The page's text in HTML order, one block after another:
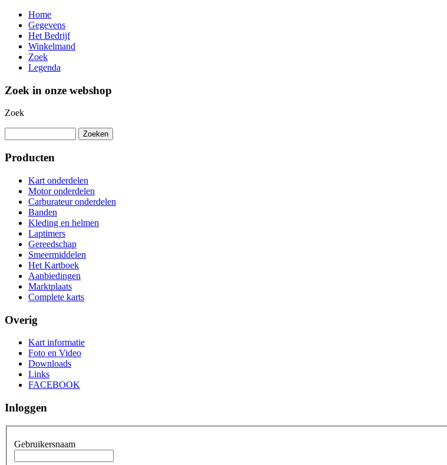
Home
Gegevens
Het Bedrijf
Winkelmand
Zoek
Legenda
Zoek in onze webshop
Zoek
Producten
Kart onderdelen
Motor onderdelen
Carburateur onderdelen
Banden
Kleding en helmen
Laptimers
Gereedschap
Smeermiddelen
Het Kartboek
Aanbiedingen
Marktplaats
Complete karts
Overig
Kart informatie
Foto en Video
Downloads
Links
FACEBOOK
Inloggen
Gebruikersnaam